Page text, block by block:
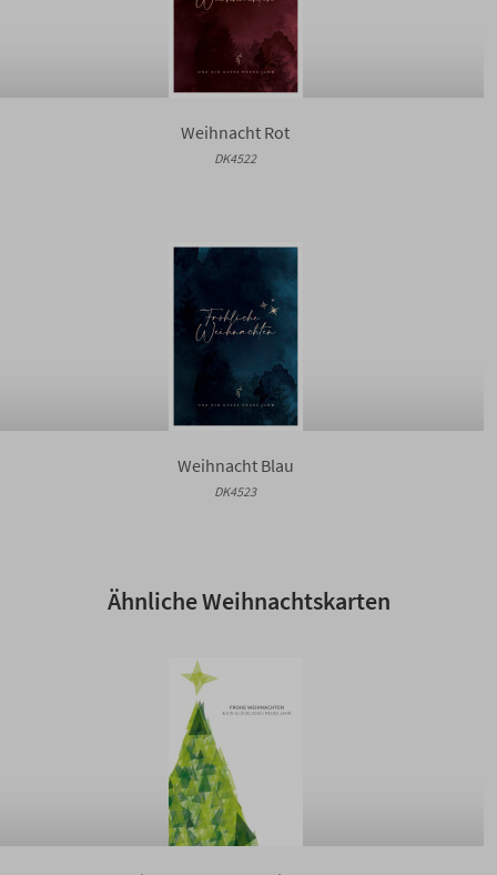
Weihnacht Rot
DK4522
Weihnacht Blau
DK4523
Ähnliche Weihnachtskarten